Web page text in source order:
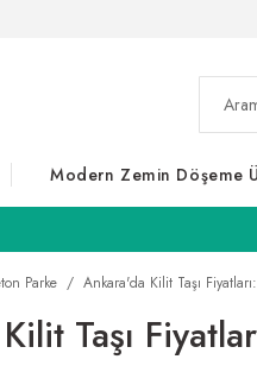
Modern Zemin Döşeme
Parke Ankara'da Kilit Taşı
Taşı